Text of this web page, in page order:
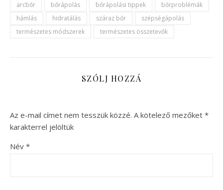
arcbőr bőrápolás bőrápolási tippek
bőrproblémák
hámlás
hidratálás száraz bőr
szépségápolás
természetes módszerek
természetes összetevők
SZÓLJ HOZZÁ
Az e-mail címet nem tesszük közzé. A kötelező mezőket *
karakterrel jelöltük
Név *